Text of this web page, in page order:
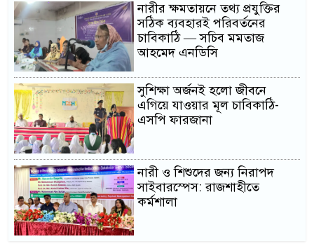
নারীর ক্ষমতায়নে তথ্য প্রযুক্তির
সঠিক ব্যবহারই পরিবর্তনের
চাবিকাঠি — সচিব মমতাজ
আহমেদ এনডিসি
সুশিক্ষা অর্জনই হলো জীবনে
এগিয়ে যাওয়ার মূল চাবিকাঠি-
এসপি ফারজানা
নারী ও শিশুদের জন্য নিরাপদ
সাইবারস্পেস: রাজশাহীতে
কর্মশালা